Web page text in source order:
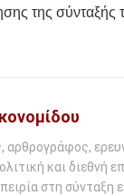
της σύνταξής
αρθρογράφος,
και διεθνή
στη σύνταξη